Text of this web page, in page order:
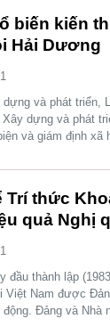
biến kiến
Hải Dương
và phát triển,
dựng và phát
và giám định xã
Trí thức
quả Nghị
đầu thành lập
Việt Nam được
Đảng và Nhà